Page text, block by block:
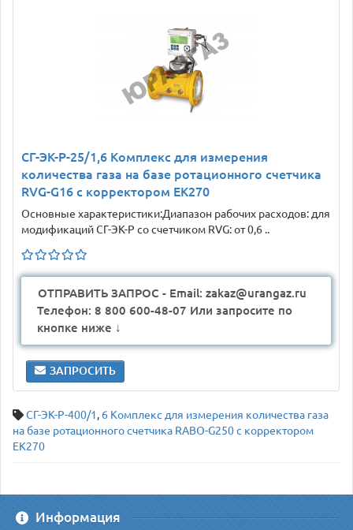
СГ-ЭК-Р-25/1,6 Комплекс для измерения
количества газа на базе ротационного счетчика
RVG-G16 с корректором ЕК270
Основные характеристики:Диапазон рабочих расходов: для
модификаций СГ-ЭК-Р со счетчиком RVG: от 0,6 ..
ОТПРАВИТЬ ЗАПРОС - Email: zakaz@urangaz.ru
Телефон: 8 800 600-48-07 Или запросите по
кнопке ниже ↓
ЗАПРОСИТЬ
СГ-ЭК-Р-400/1, 6 Комплекс для измерения количества газа
на базе ротационного счетчика RABO-G250 с корректором
ЕК270
Информация